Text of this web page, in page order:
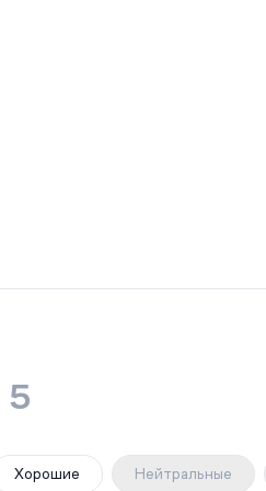
5
Хорошие Нейтральные